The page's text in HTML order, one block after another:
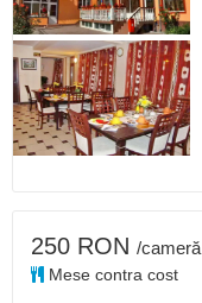
250 RON /cameră
Mese contra cost